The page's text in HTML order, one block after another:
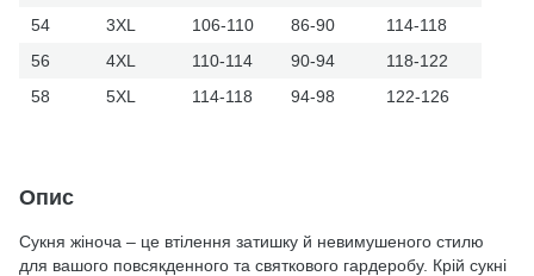
54
3XL 106-110 86-90
114-118
56
4XL 110-114 90-94
118-122
58
5XL 114-118 94-98 122-126
Опис
Сукня жіноча – це втілення затишку й невимушеного стилю
для вашого повсякденного та святкового гардеробу. Крій сукні